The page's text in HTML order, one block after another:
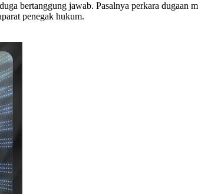
bertanggung jawab. Pasalnya perkara dugaan
penegak hukum.